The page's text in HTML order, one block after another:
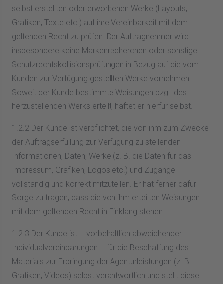
selbst erstellten oder erworbenen Werke (Layouts,
Grafiken, Texte etc.) auf ihre Vereinbarkeit mit dem
geltenden Recht zu prüfen. Der Auftragnehmer wird
insbesondere keine Markenrecherchen oder sonstige
Schutzrechtskollisionsprüfungen in Bezug auf die vom
Kunden zur Verfügung gestellten Werke vornehmen.
Soweit der Kunde bestimmte Weisungen bzgl. des
herzustellenden Werks erteilt, haftet er hierfür selbst.
1.2.2 Der Kunde ist verpflichtet, die von ihm zum Zwecke
der Auftragserfüllung zur Verfügung zu stellenden
Informationen, Daten, Werke (z. B. die Daten für das
Impressum, Grafiken, Logos etc.) und Zugänge
vollständig und korrekt mitzuteilen. Er hat ferner dafür
Sorge zu tragen, dass die von ihm erteilten Weisungen
mit dem geltenden Recht in Einklang stehen.
1.2.3 Der Kunde ist – vorbehaltlich abweichender
Individualvereinbarungen – für die Beschaffung des
Materials zur Erbringung der Agenturleistungen (z. B.
Grafiken, Videos) selbst verantwortlich und stellt diese